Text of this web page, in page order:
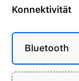
Konnektivität
Bluetooth